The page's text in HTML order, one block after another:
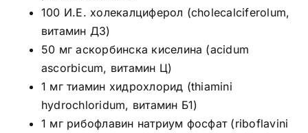
100 И.Е. холекалциферол (cholecalciferolum,
витамин ДЗ)
50 мг аскорбинска киселина (acidum
ascorbicum, витамин Ц)
1 мг тиамин хидрохлорид (thiamini
hydrochloridum, витамин Б1)
1 мг рибофлавин натриум фосфат (riboflavini